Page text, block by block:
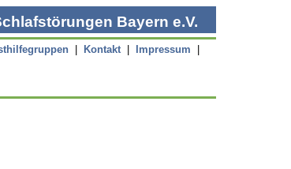
Bayern e.V.
Kontakt Impressum